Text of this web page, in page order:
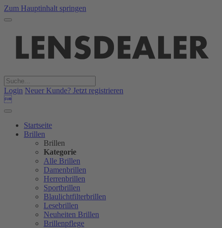
Zum Hauptinhalt springen
Login Neuer Kunde? Jetzt registrieren

Startseite
Brillen
Brillen
Kategorie
Alle Brillen
Damenbrillen
Herrenbrillen
Sportbrillen
Blaulichtfilterbrillen
Lesebrillen
Neuheiten Brillen
Brillenpflege